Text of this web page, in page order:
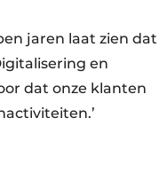
jaren laat zien dat
en
dat onze klanten